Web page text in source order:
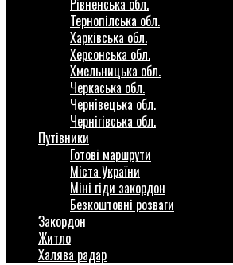
Рівненська обл.
Тернопілська обл.
Харківська обл.
Херсонська обл.
Хмельницька обл.
Черкаська обл.
Чернівецька обл.
Чернігівська обл.
Путівники
Готові маршрути
Міста України
Міні гіди закордон
Безкоштовні розваги
Закордон
Житло
Халява радар